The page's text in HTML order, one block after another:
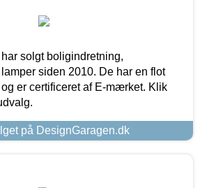
solgt boligindretning,
siden 2010. De har en flot
er certificeret af E-mærket. Klik
på DesignGaragen.dk